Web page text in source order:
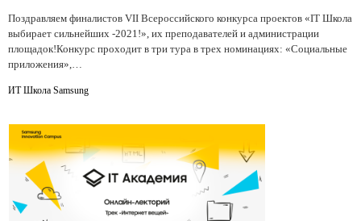
Поздравляем финалистов VII Всероссийского конкурса проектов «IT Школа
выбирает сильнейших -2021!», их преподавателей и администрации
площадок!Конкурс проходит в три тура в трех номинациях: «Социальные
приложения»,…
ИТ Школа Samsung